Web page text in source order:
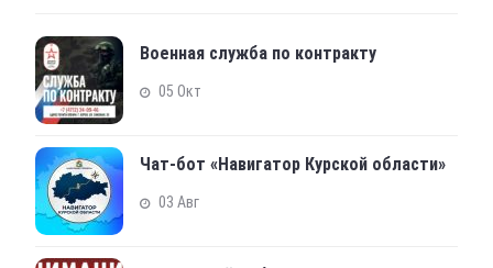
Военная служба по контракту
05 Окт
Чат-бот «Навигатор Курской области»
03 Авг